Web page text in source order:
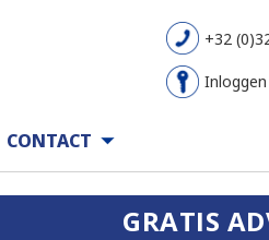
+32
Inloggen
CONTACT
GRATIS